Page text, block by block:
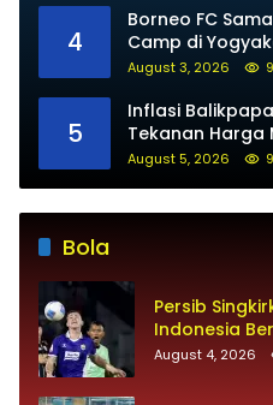
4
Borneo FC
Camp di
August 3, 2026
5
Inflasi
Tekanan Harga
August 5, 2026
Bola
Persib
Indonesia
Bandung
August 4, 2026